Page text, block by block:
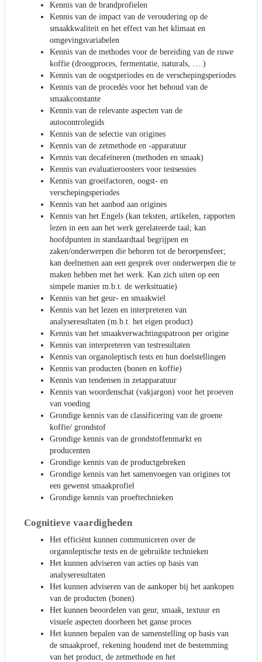
Kennis van de brandprofielen
Kennis van de impact van de veroudering op de
smaakkwaliteit en het effect van het klimaat en
omgevingsvariabelen
Kennis van de methodes voor de bereiding van de ruwe
koffie (droogproces, fermentatie, naturals, ….)
Kennis van de oogstperiodes en de verschepingsperiodes
Kennis van de procedés voor het behoud van de
smaakconstante
Kennis van de relevante aspecten van de
autocontrolegids
Kennis van de selectie van origines
Kennis van de zetmethode en -apparatuur
Kennis van decafeïneren (methoden en smaak)
Kennis van evaluatieroosters voor testsessies
Kennis van groeifactoren, oogst- en
verschepingsperiodes
Kennis van het aanbod aan origines
Kennis van het Engels (kan teksten, artikelen, rapporten
lezen in een aan het werk gerelateerde taal; kan
hoofdpunten in standaardtaal begrijpen en
zaken/onderwerpen die behoren tot de beroepensfeer;
kan deelnemen aan een gesprek over onderwerpen die te
maken hebben met het werk. Kan zich uiten op een
simpele manier m.b.t. de werksituatie)
Kennis van het geur- en smaakwiel
Kennis van het lezen en interpreteren van
analyseresultaten (m.b.t. het eigen product)
Kennis van het smaakverwachtingspatroon per origine
Kennis van interpreteren van testresultaten
Kennis van organoleptisch tests en hun doelstellingen
Kennis van producten (bonen en koffie)
Kennis van tendensen in zetapparatuur
Kennis van woordenschat (vakjargon) voor het proeven
van voeding
Grondige kennis van de classificering van de groene
koffie/ grondstof
Grondige kennis van de grondstoffenmarkt en
producenten
Grondige kennis van de productgebreken
Grondige kennis van het samenvoegen van origines tot
een gewenst smaakprofiel
Grondige kennis van proeftechnieken
Cognitieve vaardigheden
Het efficiënt kunnen communiceren over de
organoleptische tests en de gebruikte technieken
Het kunnen adviseren van acties op basis van
analyseresultaten
Het kunnen adviseren van de aankoper bij het aankopen
van de producten (bonen)
Het kunnen beoordelen van geur, smaak, textuur en
visuele aspecten doorheen het ganse proces
Het kunnen bepalen van de samenstelling op basis van
de smaakproef, rekening houdend met de bestemming
van het product, de zetmethode en het